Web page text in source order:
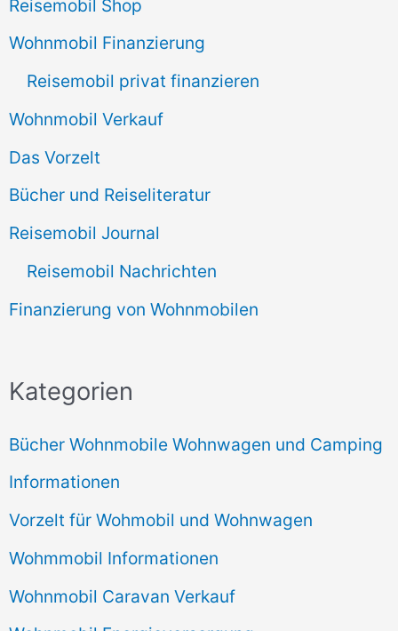
Reisemobil Shop
Wohnmobil Finanzierung
Reisemobil privat finanzieren
Wohnmobil Verkauf
Das Vorzelt
Bücher und Reiseliteratur
Reisemobil Journal
Reisemobil Nachrichten
Finanzierung von Wohnmobilen
Kategorien
Bücher Wohnmobile Wohnwagen und Camping
Informationen
Vorzelt für Wohmobil und Wohnwagen
Wohmmobil Informationen
Wohnmobil Caravan Verkauf